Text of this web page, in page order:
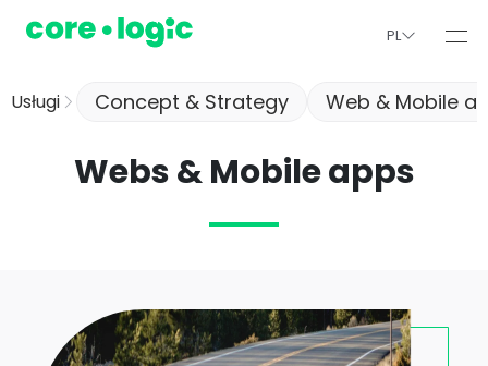
PL
Usługi Concept & Strategy Web & Mobile
Webs & Mobile apps